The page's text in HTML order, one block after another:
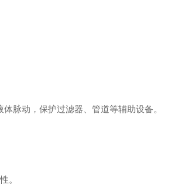
脉动，保护过滤器、管道等辅助设备。
。